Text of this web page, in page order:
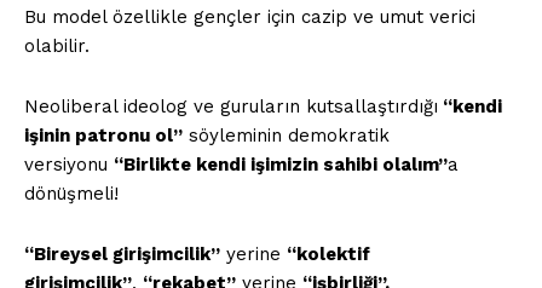
Bu model özellikle gençler için cazip ve umut verici
olabilir.
Neoliberal ideolog ve guruların kutsallaştırdığı “kendi
işinin patronu ol” söyleminin demokratik
versiyonu “Birlikte kendi işimizin sahibi olalım”a
dönüşmeli!
“Bireysel girişimcilik” yerine “kolektif
girişimcilik”, “rekabet” yerine “işbirliği”.